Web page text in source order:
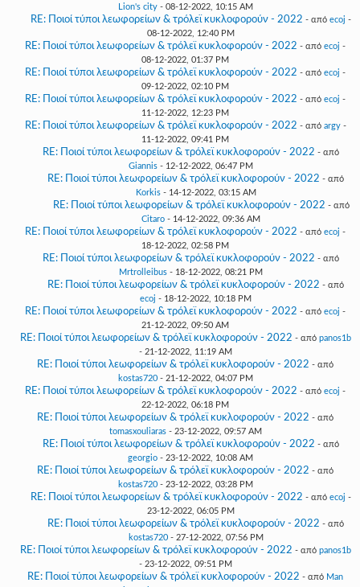
Lion's city- 08-12-2022, 10:15 AM
RE: Ποιοί τύποι λεωφορείων & τρόλεϊ κυκλοφορούν - 2022 - από ecoj -
08-12-2022, 12:40 PM
RE: Ποιοί τύποι λεωφορείων & τρόλεϊ κυκλοφορούν - 2022 - από ecoj -
08-12-2022, 01:37 PM
RE: Ποιοί τύποι λεωφορείων & τρόλεϊ κυκλοφορούν - 2022 - από ecoj -
09-12-2022, 02:10 PM
RE: Ποιοί τύποι λεωφορείων & τρόλεϊ κυκλοφορούν - 2022 - από ecoj -
11-12-2022, 12:23 PM
RE: Ποιοί τύποι λεωφορείων & τρόλεϊ κυκλοφορούν - 2022 - από argy-
11-12-2022, 09:41 PM
RE: Ποιοί τύποι λεωφορείων & τρόλεϊ κυκλοφορούν - 2022 - από
Giannis- 12-12-2022, 06:47 PM
RE: Ποιοί τύποι λεωφορείων & τρόλεϊ κυκλοφορούν - 2022 - από
Korkis- 14-12-2022, 03:15 AM
RE: Ποιοί τύποι λεωφορείων & τρόλεϊ κυκλοφορούν - 2022 - από
Citaro - 14-12-2022, 09:36 AM
RE: Ποιοί τύποι λεωφορείων & τρόλεϊ κυκλοφορούν - 2022 - από ecoj -
18-12-2022, 02:58 PM
RE: Ποιοί τύποι λεωφορείων & τρόλεϊ κυκλοφορούν - 2022 - από
Mrtrolleibus- 18-12-2022, 08:21 PM
RE: Ποιοί τύποι λεωφορείων & τρόλεϊ κυκλοφορούν - 2022 - από
ecoj - 18-12-2022, 10:18 PM
RE: Ποιοί τύποι λεωφορείων & τρόλεϊ κυκλοφορούν - 2022 - από ecoj -
21-12-2022, 09:50 AM
RE: Ποιοί τύποι λεωφορείων & τρόλεϊ κυκλοφορούν - 2022 - από panos1b
- 21-12-2022, 11:19 AM
RE: Ποιοί τύποι λεωφορείων & τρόλεϊ κυκλοφορούν - 2022 - από
kostas720- 21-12-2022, 04:07 PM
RE: Ποιοί τύποι λεωφορείων & τρόλεϊ κυκλοφορούν - 2022 - από ecoj -
22-12-2022, 06:18 PM
RE: Ποιοί τύποι λεωφορείων & τρόλεϊ κυκλοφορούν - 2022 - από
tomasxouliaras- 23-12-2022, 09:57 AM
RE: Ποιοί τύποι λεωφορείων & τρόλεϊ κυκλοφορούν - 2022 - από
georgio - 23-12-2022, 10:08 AM
RE: Ποιοί τύποι λεωφορείων & τρόλεϊ κυκλοφορούν - 2022 - από
kostas720- 23-12-2022, 03:28 PM
RE: Ποιοί τύποι λεωφορείων & τρόλεϊ κυκλοφορούν - 2022 - από ecoj -
23-12-2022, 06:05 PM
RE: Ποιοί τύποι λεωφορείων & τρόλεϊ κυκλοφορούν - 2022 - από
kostas720- 27-12-2022, 07:56 PM
RE: Ποιοί τύποι λεωφορείων & τρόλεϊ κυκλοφορούν - 2022 - από panos1b
- 23-12-2022, 09:51 PM
RE: Ποιοί τύποι λεωφορείων & τρόλεϊ κυκλοφορούν - 2022 - από Man